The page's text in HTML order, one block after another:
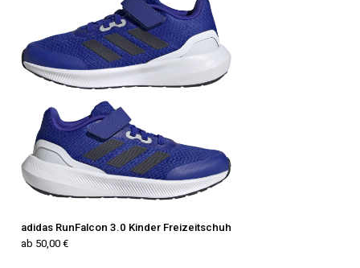
adidas RunFalcon 3.0 Kinder Freizeitschuh
ab 50,00 €